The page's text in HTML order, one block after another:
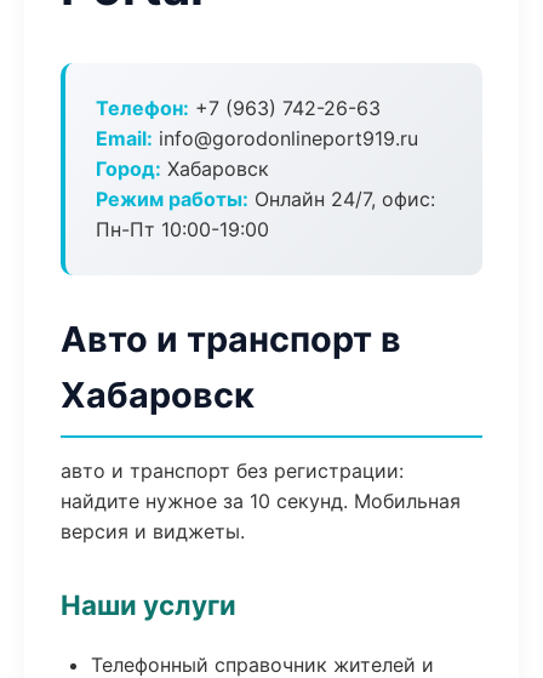
Телефон: +7 (963) 742-26-63
Email: info@gorodonlineport919.ru
Город: Хабаровск
Режим работы: Онлайн 24/7, офис:
Пн-Пт 10:00-19:00
Авто и транспорт в
Хабаровск
авто и транспорт без регистрации:
найдите нужное за 10 секунд. Мобильная
версия и виджеты.
Наши услуги
Телефонный справочник жителей и